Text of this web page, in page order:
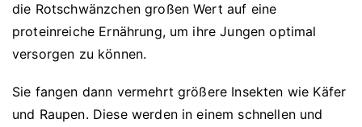
die Rotschwänzchen großen Wert auf eine
proteinreiche Ernährung, um ihre Jungen optimal
versorgen zu können.
Sie fangen dann vermehrt größere Insekten wie Käfer
und Raupen. Diese werden in einem schnellen und